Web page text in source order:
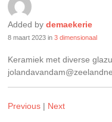
Added bydemaekerie
8 maart 2023 in3 dimensionaal
Keramiek met diverse
Previous | Next